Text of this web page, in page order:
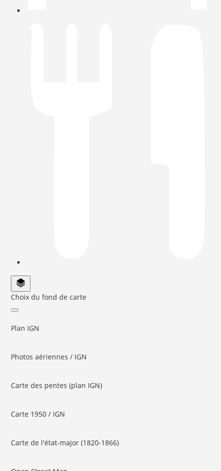
Choix du fond de carte
Plan IGN
Photos aériennes / IGN
Carte des pentes (plan IGN)
Carte 1950 / IGN
Carte de l'état-major (1820-1866)